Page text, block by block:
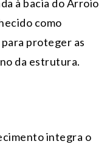
à bacia do Arroio
como
proteger as
da estrutura.
integra o